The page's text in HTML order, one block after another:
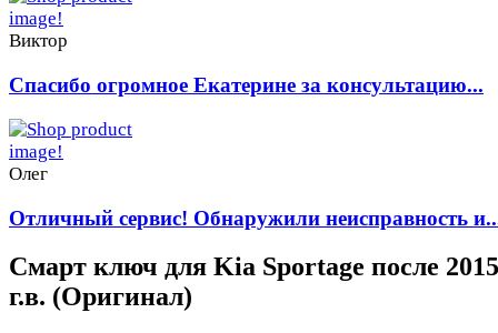
Виктор
Спасибо огромное Екатерине за консультацию...
Олег
Отличный сервис! Обнаружили неисправность
Смарт ключ для Kia Sportage после 2015
г.в. (Оригинал)